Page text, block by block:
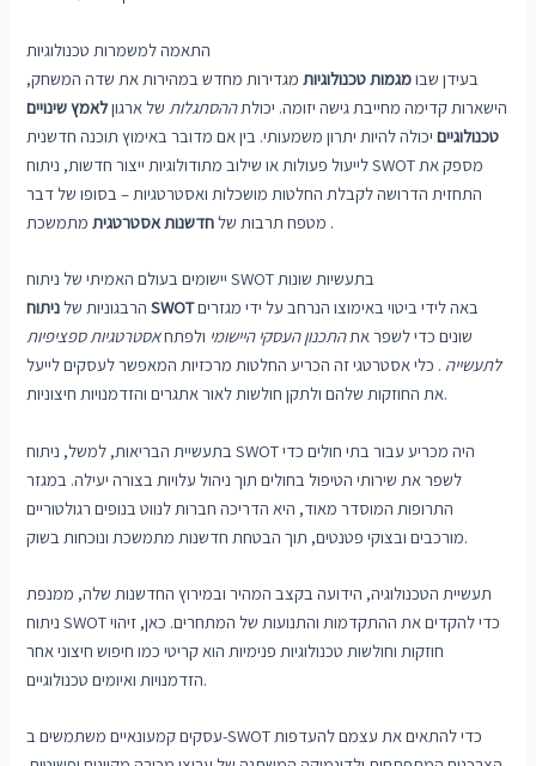
התאמה למשמרות טכנולוגיות
בעידן שבומגמות טכנולוגיותמגדירות מחדש במהירות את שדה המשחק,
הישארות קדימה מחייבת גישה יזומה. יכולתההסתגלותשל ארגוןלאמץ שינויים
טכנולוגייםיכולה להיות יתרון משמעותי. בין אם מדובר באימוץ תוכנה חדשנית
לייעול פעולות או שילוב מתודולוגיות ייצור חדשות, ניתוח SWOT מספק את
התחזית הדרושה לקבלת החלטות מושכלות ואסטרטגיות – בסופו של דבר
מטפח תרבות שלחדשנות אסטרטגית מתמשכת .
יישומים בעולם האמיתי של ניתוח SWOT בתעשיות שונות
הרבגוניות של ניתוח SWOTבאה לידי ביטוי באימוצו הנרחב על ידי מגזרים
שונים כדי לשפר אתהתכנון העסקי היישומי ולפתחאסטרטגיות ספציפיות
לתעשייה . כלי אסטרטגי זה הכריע החלטות מרכזיות המאפשר לעסקים לייעל
את החוזקות שלהם ולתקן חולשות לאור אתגרים והזדמנויות חיצוניות.
בתעשיית הבריאות, למשל, ניתוח SWOT היה מכריע עבור בתי חולים כדי
לשפר את שירותי הטיפול בחולים תוך ניהול עלויות בצורה יעילה. במגזר
התרופות המוסדר מאוד, היא הדריכה חברות לנווט בנופים רגולטוריים
מורכבים ובצוקי פטנטים, תוך הבטחת חדשנות מתמשכת ונוכחות בשוק.
תעשיית הטכנולוגיה, הידועה בקצב המהיר ובמירוץ החדשנות שלה, ממנפת
ניתוח SWOT כדי להקדים את ההתקדמות והתנועות של המתחרים. כאן, זיהוי
חוזקות וחולשות טכנולוגיות פנימיות הוא קריטי כמו חיפוש חיצוני אחר
הזדמנויות ואיומים טכנולוגיים.
עסקים קמעונאיים משתמשים ב-SWOT כדי להתאים את עצמם להעדפות